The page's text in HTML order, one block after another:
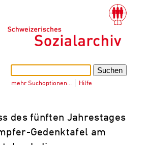
mehr Suchoptionen… Hilfe
des fünften Jahrestages
Gedenktafel am